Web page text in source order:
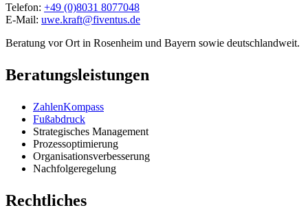
Telefon: +49 (0)8031 8077048
E-Mail: uwe.kraft@fiventus.de
Beratung vor Ort in Rosenheim und Bayern sowie deutschlandweit.
Beratungsleistungen
ZahlenKompass
Fußabdruck
Strategisches Management
Prozessoptimierung
Organisationsverbesserung
Nachfolgeregelung
Rechtliches